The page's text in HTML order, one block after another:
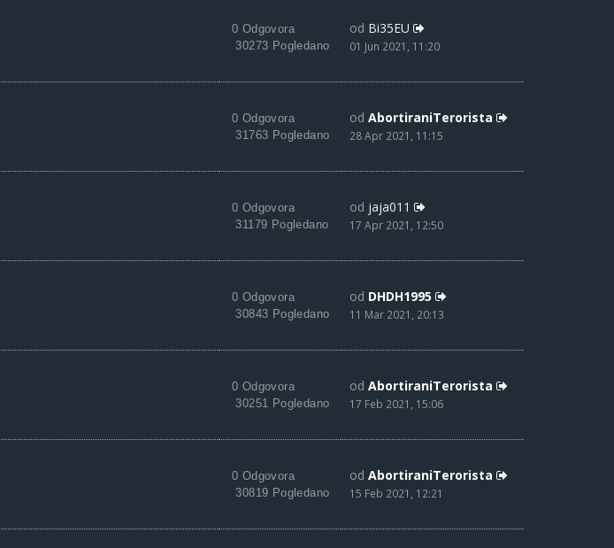
0 Odgovora
30273 Pogledano
od Bi35EU
01 Jun 2021, 11:20
0 Odgovora
31763 Pogledano
od AbortiraniTerorista
28 Apr 2021, 11:15
0 Odgovora
31179 Pogledano
od jaja011
17 Apr 2021, 12:50
0 Odgovora
30843 Pogledano
od DHDH1995
11 Mar 2021, 20:13
0 Odgovora
30251 Pogledano
od AbortiraniTerorista
17 Feb 2021, 15:06
0 Odgovora
30819 Pogledano
od AbortiraniTerorista
15 Feb 2021, 12:21